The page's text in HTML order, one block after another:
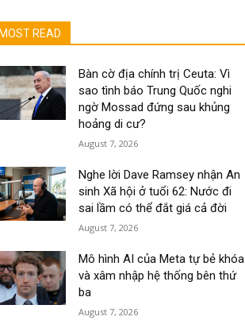
MOST READ
Bàn cờ địa chính trị Ceuta: Vì
sao tình báo Trung Quốc nghi
ngờ Mossad đứng sau khủng
hoảng di cư?
August 7, 2026
Nghe lời Dave Ramsey nhận An
sinh Xã hội ở tuổi 62: Nước đi
sai lầm có thể đắt giá cả đời
August 7, 2026
Mô hình AI của Meta tự bẻ khóa
và xâm nhập hệ thống bên thứ
ba
August 7, 2026